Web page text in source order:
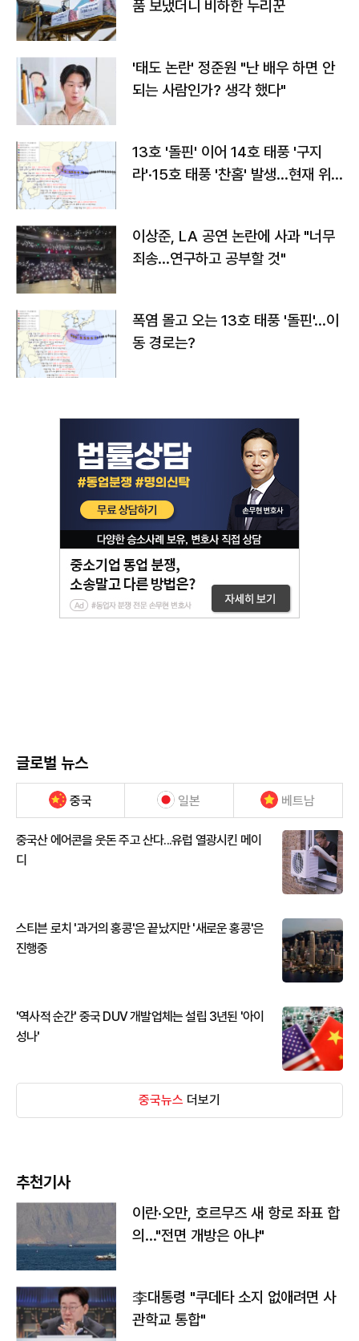
품 보냈더니 비하한 누리꾼
'태도 논란' 정준원 "난 배우 하면 안
되는 사람인가? 생각 했다"
13호 '돌핀' 이어 14호 태풍 '구지
라'·15호 태풍 '찬홈' 발생…현재 위
이상준, LA 공연 논란에 사과 "너무
죄송…연구하고 공부할 것"
폭염 몰고 오는 13호 태풍 '돌핀'…이
동 경로는?
글로벌 뉴스
중국 일본 베트남
중국산 에어콘을 웃돈 주고 산다...유럽 열광시킨 메이
디
스티븐 로치 '과거의 홍콩'은 끝났지만 '새로운 홍콩'은
진행중
'역사적 순간' 중국 DUV 개발업체는 설립 3년된 '아이
성나'
중국뉴스 더보기
추천기사
이란·오만, 호르무즈 새 항로 좌표 합
의…"전면 개방은 아냐"
李대통령 "쿠데타 소지 없애려면 사
관학교 통합"